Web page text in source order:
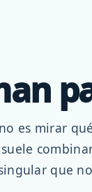
es mirar
que